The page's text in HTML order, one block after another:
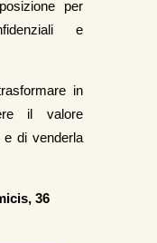
per
e
in
il valore
e di venderla
36